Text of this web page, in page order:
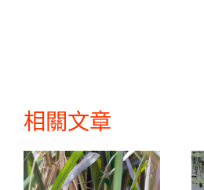
相關文章